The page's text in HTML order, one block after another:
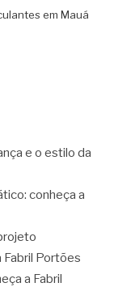
em Mauá
e o estilo da
conheça a
Fabril Portões
a Fabril